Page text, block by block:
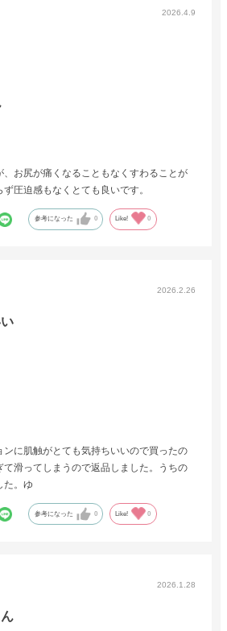
2026.4.9
、お尻が痛くなることもなくすわることが
圧迫感もなくとても良いです。
参考になった 0 Like! 0
2026.2.26
ンに肌触がとても気持ちいいので買ったの
て滑ってしまうので返品しました。うちの
た。ゆ
参考になった 0 Like! 0
2026.1.28